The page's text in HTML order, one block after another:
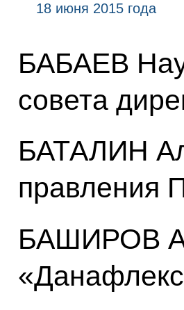
18 июня 2015 года
БАБАЕВ
совета
БАТАЛИН
правления
БАШИРОВ